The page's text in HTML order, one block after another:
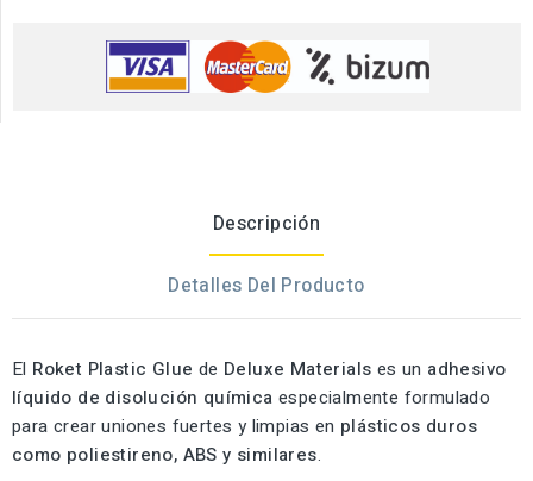
Descripción
Detalles Del Producto
El Roket Plastic Glue de Deluxe Materials es un adhesivo
líquido de disolución química especialmente formulado
para crear uniones fuertes y limpias en plásticos duros
como poliestireno, ABS y similares.